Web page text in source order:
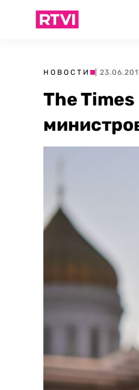
НОВОСТИ |
The